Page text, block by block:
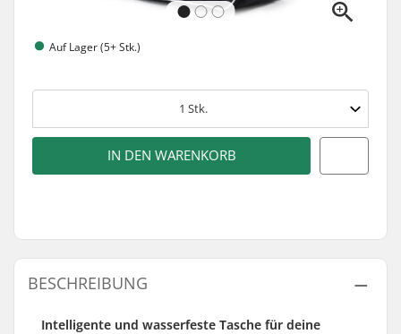
Auf Lager (5+ Stk.)
1 Stk.
IN DEN WARENKORB
BESCHREIBUNG
Intelligente und wasserfeste Tasche für deine